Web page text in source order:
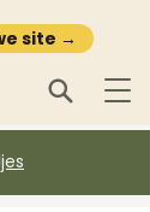
site →